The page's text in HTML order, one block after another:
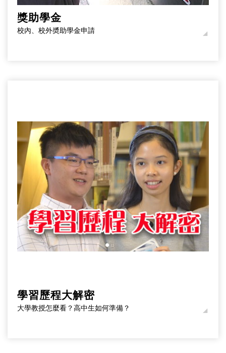
獎助學金
校內、校外奬助學金申請
學習歷程大解密
大學教授怎麼看？高中生如何準備？